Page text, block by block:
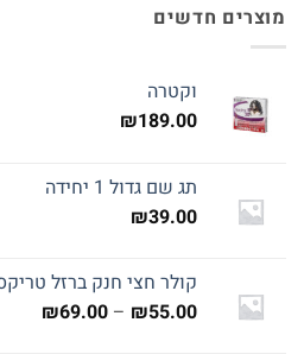
מוצרים חדשים
וקטרה
₪189.00
תג שם גדול 1 יחידה
₪39.00
קולר חצי חנק ברזל
₪55.00
–
₪69.00